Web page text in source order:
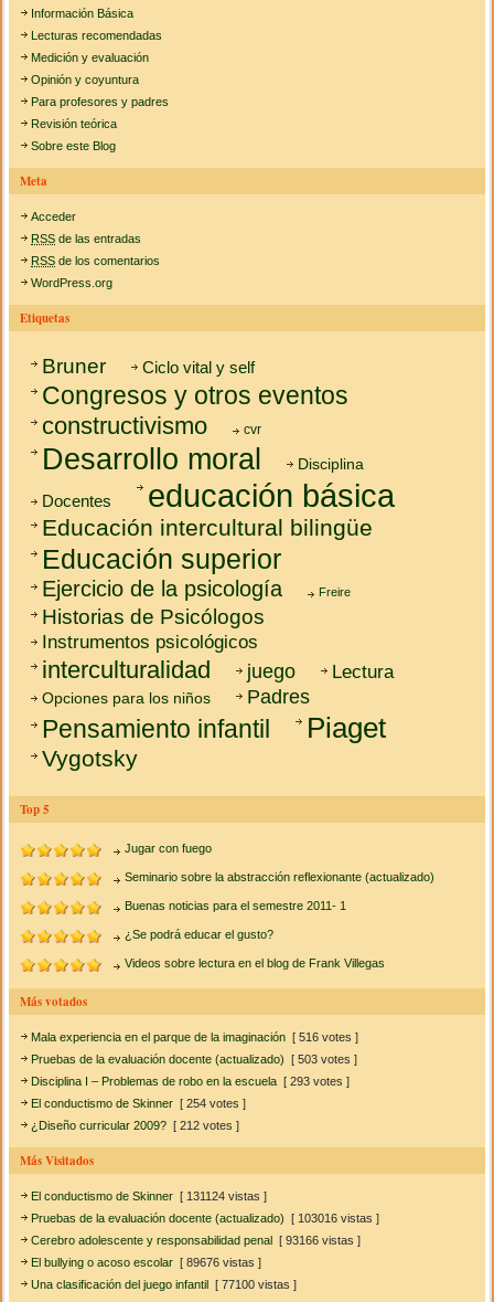
Información Básica
Lecturas recomendadas
Medición y evaluación
Opinión y coyuntura
Para profesores y padres
Revisión teórica
Sobre este Blog
Meta
Acceder
RSS de las entradas
RSS de los comentarios
WordPress.org
Etiquetas
Bruner Ciclo vital y self
Congresos y otros eventos
constructivismo cvr
Desarrollo moral Disciplina
Docentes educación básica
Educación intercultural bilingüe
Educación superior
Ejercicio de la psicología Freire
Historias de Psicólogos
Instrumentos psicológicos
interculturalidad juego Lectura
Opciones para los niños Padres
Pensamiento infantil Piaget
Vygotsky
Top 5
Jugar con fuego
Seminario sobre la abstracción reflexionante (actualizado)
Buenas noticias para el semestre 2011- 1
¿Se podrá educar el gusto?
Videos sobre lectura en el blog de Frank Villegas
Más votados
Mala experiencia en el parque de la imaginación [ 516 votes ]
Pruebas de la evaluación docente (actualizado) [ 503 votes ]
Disciplina I – Problemas de robo en la escuela [ 293 votes ]
El conductismo de Skinner [ 254 votes ]
¿Diseño curricular 2009? [ 212 votes ]
Más Visitados
El conductismo de Skinner [ 131124 vistas ]
Pruebas de la evaluación docente (actualizado) [ 103016 vistas ]
Cerebro adolescente y responsabilidad penal [ 93166 vistas ]
El bullying o acoso escolar [ 89676 vistas ]
Una clasificación del juego infantil [ 77100 vistas ]